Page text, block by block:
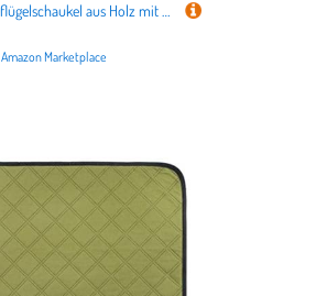
Haltbare Geflügelschaukel aus Holz mit Seil für Zuhause oder Bauernhof Geflügel Unterhaltung
Amazon Marketplace